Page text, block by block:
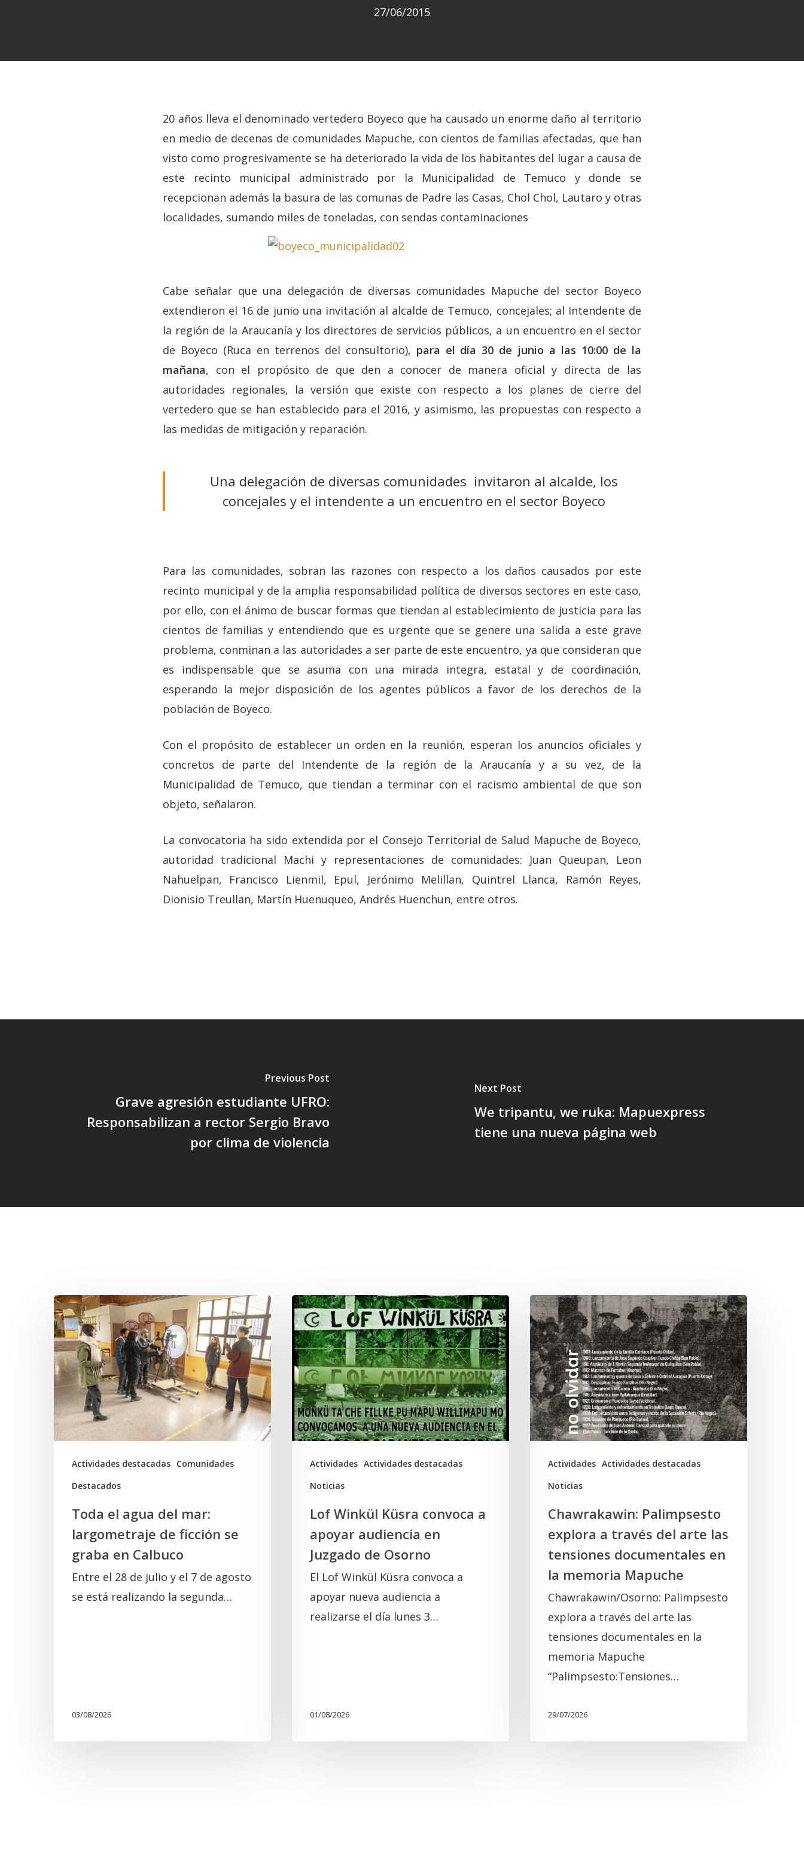
27/06/2015
20 años lleva el denominado vertedero Boyeco que ha causado un enorme daño al territorio
en medio de decenas de comunidades Mapuche, con cientos de familias afectadas, que han
visto como progresivamente se ha deteriorado la vida de los habitantes del lugar a causa de
este recinto municipal administrado por la Municipalidad de Temuco y donde se
recepcionan además la basura de las comunas de Padre las Casas, Chol Chol, Lautaro y otras
localidades, sumando miles de toneladas, con sendas contaminaciones
Cabe señalar que una delegación de diversas comunidades Mapuche del sector Boyeco
extendieron el 16 de junio una invitación al alcalde de Temuco, concejales; al Intendente de
la región de la Araucanía y los directores de servicios públicos, a un encuentro en el sector
de Boyeco (Ruca en terrenos del consultorio), para el día 30 de junio a las 10:00 de la
mañana, con el propósito de que den a conocer de manera oficial y directa de las
autoridades regionales, la versión que existe con respecto a los planes de cierre del
vertedero que se han establecido para el 2016, y asimismo, las propuestas con respecto a
las medidas de mitigación y reparación.
Una delegación de diversas comunidades invitaron al alcalde, los
concejales y el intendente a un encuentro en el sector Boyeco
Para las comunidades, sobran las razones con respecto a los daños causados por este
recinto municipal y de la amplia responsabilidad política de diversos sectores en este caso,
por ello, con el ánimo de buscar formas que tiendan al establecimiento de justicia para las
cientos de familias y entendiendo que es urgente que se genere una salida a este grave
problema, conminan a las autoridades a ser parte de este encuentro, ya que consideran que
es indispensable que se asuma con una mirada integra, estatal y de coordinación,
esperando la mejor disposición de los agentes públicos a favor de los derechos de la
población de Boyeco.
Con el propósito de establecer un orden en la reunión, esperan los anuncios oficiales y
concretos de parte del Intendente de la región de la Araucanía y a su vez, de la
Municipalidad de Temuco, que tiendan a terminar con el racismo ambiental de que son
objeto, señalaron.
La convocatoria ha sido extendida por el Consejo Territorial de Salud Mapuche de Boyeco,
autoridad tradicional Machi y representaciones de comunidades: Juan Queupan, Leon
Nahuelpan, Francisco Lienmil, Epul, Jerónimo Melillan, Quintrel Llanca, Ramón Reyes,
Dionisio Treullan, Martín Huenuqueo, Andrés Huenchun, entre otros.
Previous Post
Grave agresión estudiante UFRO:
Responsabilizan a rector Sergio Bravo
por clima de violencia
Next Post
We tripantu, we ruka: Mapuexpress
tiene una nueva página web
Actividades destacadas Comunidades
Destacados
Toda
el
agua
del
mar:
largometraje
de
ficción
graba
Calbuco
Toda el agua del mar:
largometraje de ficción se
graba en Calbuco
Entre el 28 de julio y el 7 de agosto
se está realizando la segunda…
03/08/2026
Actividades Actividades destacadas
Noticias
Lof
Winkül
Küsra
convoca
a
apoyar
audiencia
en
Juzgado
Lof Winkül Küsra convoca a
apoyar audiencia en
Juzgado de Osorno
El Lof Winkül Küsra convoca a
apoyar nueva audiencia a
realizarse el día lunes 3…
01/08/2026
Actividades Actividades destacadas
Noticias
Chawrakawin:
Palimpsesto
explora
a
través
del
arte
las
tensiones
documentales
memoria
Mapuche
Chawrakawin: Palimpsesto
explora a través del arte las
tensiones documentales en
la memoria Mapuche
Chawrakawin/Osorno: Palimpsesto
explora a través del arte las
tensiones documentales en la
memoria Mapuche
“Palimpsesto:Tensiones…
29/07/2026